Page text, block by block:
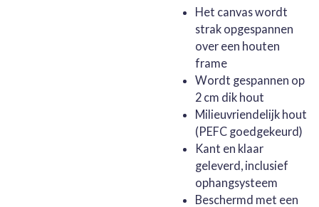
Het canvas wordt
strak opgespannen
over een houten
frame
Wordt gespannen op
2 cm dik hout
Milieuvriendelijk hout
(PEFC goedgekeurd)
Kant en klaar
geleverd, inclusief
ophangsysteem
Beschermd met een